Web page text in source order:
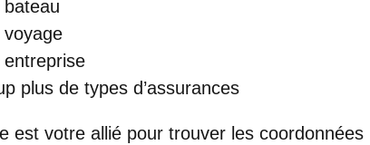
plus de types d’assurances
est votre allié pour trouver les coordonnées